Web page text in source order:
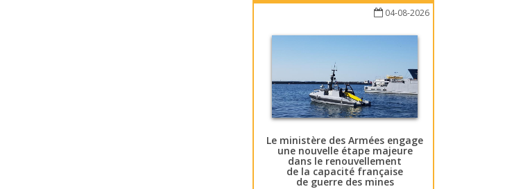
04-08-2026
Le ministère des Armées engage
une nouvelle étape majeure
dans le renouvellement
de la capacité française
de guerre des mines